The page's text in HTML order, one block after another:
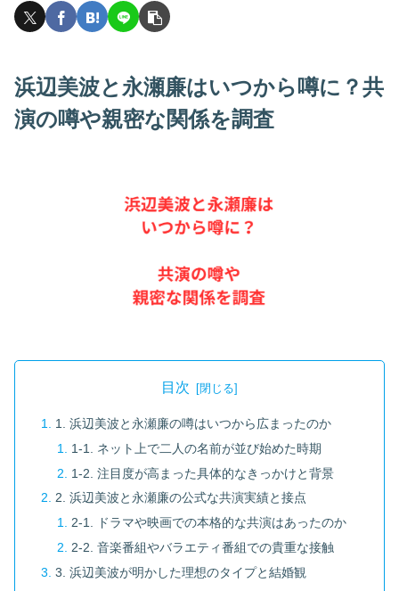
浜辺美波と永瀬廉はいつから噂に？共
演の噂や親密な関係を調査
目次
1. 浜辺美波と永瀬廉の噂はいつから広まったのか
1-1. ネット上で二人の名前が並び始めた時期
1-2. 注目度が高まった具体的なきっかけと背景
2. 浜辺美波と永瀬廉の公式な共演実績と接点
2-1. ドラマや映画での本格的な共演はあったのか
2-2. 音楽番組やバラエティ番組での貴重な接触
3. 浜辺美波が明かした理想のタイプと結婚観